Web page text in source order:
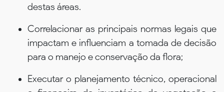
destas áreas.
Correlacionar as principais normas legais que
impactam e influenciam a tomada de decisão
para o manejo e conservação da flora;
Executar o planejamento técnico, operacional